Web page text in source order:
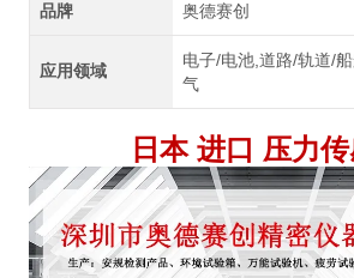
品牌 奥德赛创
应用领域
电子/电池,道路/轨道/
气
日本 进口 压力